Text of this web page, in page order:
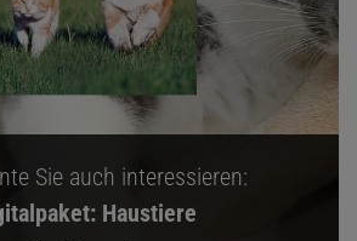
Sie auch interessieren:
Haustiere